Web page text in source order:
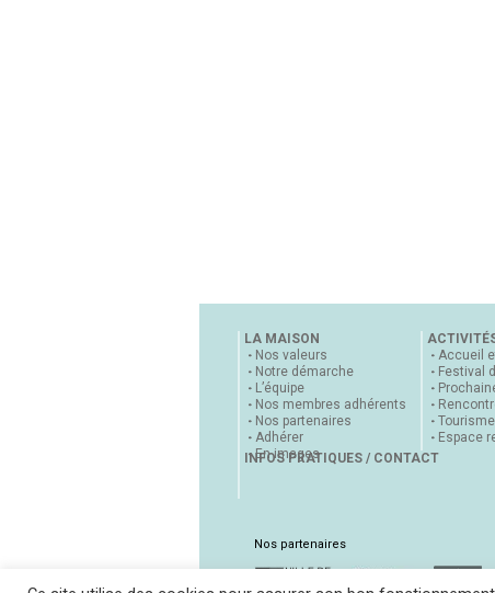
LA MAISON
Nos valeurs
Notre démarche
L’équipe
Nos membres adhérents
Nos partenaires
Adhérer
En images
Accueil
Festival
Espace
INFOS PRATIQUES / CONTACT
Nos partenaires